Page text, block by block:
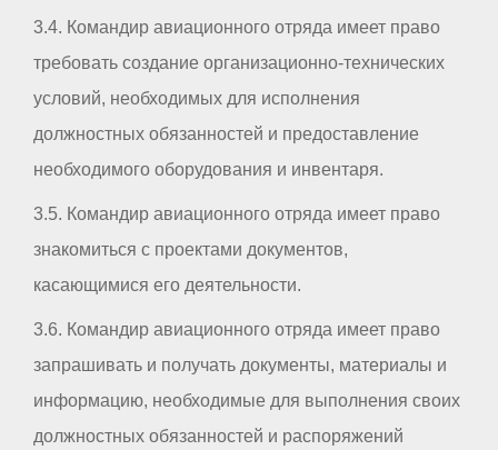
3.4. Командир авиационного отряда имеет право
требовать создание организационно-технических
условий, необходимых для исполнения
должностных обязанностей и предоставление
необходимого оборудования и инвентаря.
3.5. Командир авиационного отряда имеет право
знакомиться с проектами документов,
касающимися его деятельности.
3.6. Командир авиационного отряда имеет право
запрашивать и получать документы, материалы и
информацию, необходимые для выполнения своих
должностных обязанностей и распоряжений